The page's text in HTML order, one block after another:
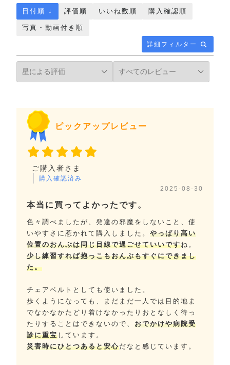
詳細フィルター
日付順 ↓ 評価順 いいね数順 購入確認順
写真・動画付き順
ピックアップレビュー
ご購入者さま
購入確認済み
2025-08-30
本当に買ってよかったです。
色々調べましたが、発達の邪魔をしないこと、使
いやすさに惹かれて購入しました。やっぱり高い
位置のおんぶは同じ目線で過ごせていいですね。
少し練習すれば抱っこもおんぶもすぐにできまし
た。
チェアベルトとしても使いました。
歩くようになっても、まだまだ一人では目的地ま
でなかなかたどり着けなかったりおとなしく待っ
たりすることはできないので、 おでかけや病院受
診に重宝しています。
災害時にひとつあると安心だなと感じています。